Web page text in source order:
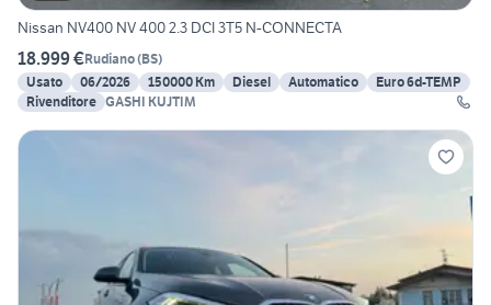
Nissan NV400 NV 400 2.3 DCI 3T5 N-CONNECTA
18.999 €Rudiano(BS)
Usato
06/2026 150000 Km Diesel Automatico
Euro 6d-TEMP
Rivenditore GASHI KUJTIM